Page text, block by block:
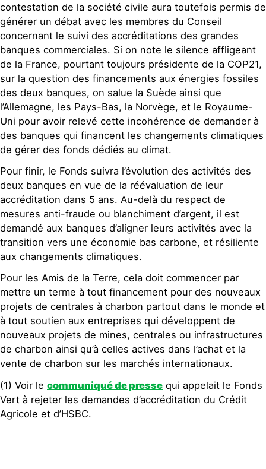
contestation de la société civile aura toutefois permis de
générer un débat avec les membres du Conseil
concernant le suivi des accréditations des grandes
banques commerciales. Si on note le silence affligeant
de la France, pourtant toujours présidente de la COP21,
sur la question des financements aux énergies fossiles
des deux banques, on salue la Suède ainsi que
l’Allemagne, les Pays-Bas, la Norvège, et le Royaume-
Uni pour avoir relevé cette incohérence de demander à
des banques qui financent les changements climatiques
de gérer des fonds dédiés au climat.
Pour finir, le Fonds suivra l’évolution des activités des
deux banques en vue de la réévaluation de leur
accréditation dans 5 ans. Au-delà du respect de
mesures anti-fraude ou blanchiment d’argent, il est
demandé aux banques d’aligner leurs activités avec la
transition vers une économie bas carbone, et résiliente
aux changements climatiques.
Pour les Amis de la Terre, cela doit commencer par
mettre un terme à tout financement pour des nouveaux
projets de centrales à charbon partout dans le monde et
à tout soutien aux entreprises qui développent de
nouveaux projets de mines, centrales ou infrastructures
de charbon ainsi qu’à celles actives dans l’achat et la
vente de charbon sur les marchés internationaux.
(1) Voir le communiqué de presse qui appelait le Fonds
Vert à rejeter les demandes d’accréditation du Crédit
Agricole et d’HSBC.